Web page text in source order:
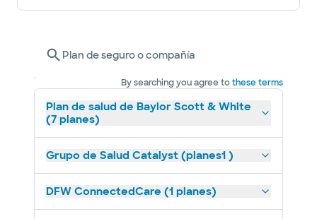
Plan de seguro o compañía
By searching you agree tothese terms
Plan de salud de Baylor Scott & White
(7 planes)
Grupo de Salud Catalyst (planes1 )
DFW ConnectedCare (1 planes)